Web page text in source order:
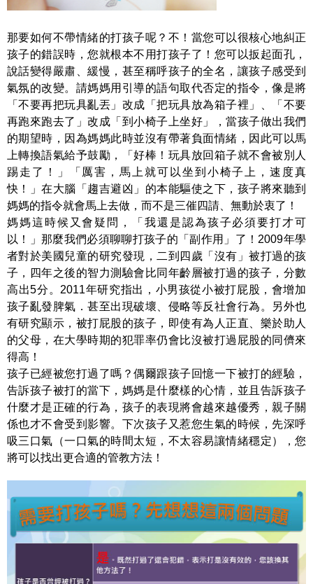
那要如何不帶情緒的打孩子呢？不！當您可以很核心地糾正
孩子的錯誤時，您就根本不用打孩子了！您可以扳起面孔，
說話變得嚴肅、緩慢，甚至稱呼孩子的全名，讓孩子感受到
氣氛的改變。請媽媽用引導的語句取代否定的指令，像是將
「不要再把玩具亂丟」改成「把玩具放為箱子裡」、「不要
再跑來跑去了」改成「到小椅子上坐好」，當孩子做出我們
的期望時，因為媽媽此時並沒有帶著負面情緒，因此可以馬
上轉換語氣給予鼓勵，「好棒！玩具放回箱子就不會被別人
踢走了！」「厲害，馬上就可以坐到小椅子上，速度真
快！」在大腦「趨吉避凶」的本能驅使之下，孩子將來聽到
媽媽的指令就會馬上去做，而不是三催四請、無動於衷了！
媽媽這時候又會疑問，「我還是認為孩子必須要打才可
以！」那麼我們必須聊聊打孩子的「副作用」了！2009年學
者對於美國兒童的研究發現，二到四歲「沒有」被打過的孩
子，四年之後的智力測驗會比同年齡層被打過的孩子，分數
高出5分。2011年研究指出，小男孩從小被打屁股，會增加
孩子亂發脾氣．甚至出現破壞、侵略等反社會行為。另外也
有研究顯示，被打屁股的孩子，即使有為人正直、樂於助人
的父母，在大學時期的犯罪率仍會比沒被打過屁股的同儕來
得高！
孩子已經被您打過了嗎？偶爾跟孩子回憶一下被打的經驗，
告訴孩子被打的當下，媽媽是什麼樣的心情，並且告訴孩子
什麼才是正確的行為，孩子的表現將會越來越優秀，親子關
係也才不會受到影響。下次孩子又惹您生氣的時候，先深呼
吸三口氣（一口氣的時間太短，不太容易讓情緒穩定），您
將可以找出更合適的管教方法！